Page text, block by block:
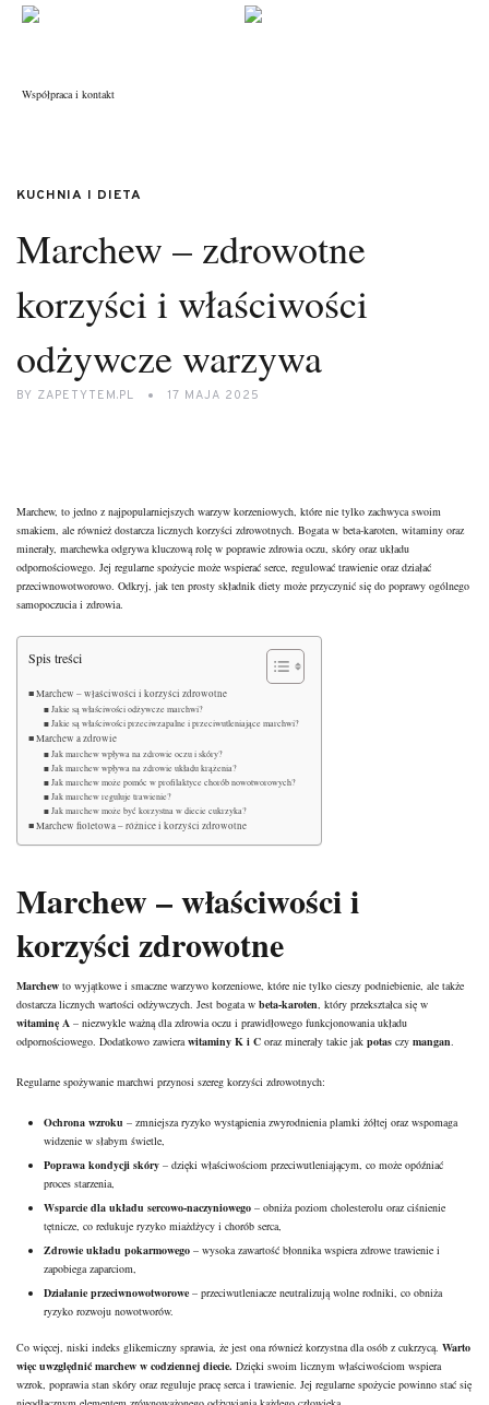
Współpraca i kontakt
KUCHNIA I DIETA
Marchew – zdrowotne
korzyści i właściwości
odżywcze warzywa
BY ZAPETYTEM.PL 17 MAJA 2025
Marchew, to jedno z najpopularniejszych warzyw korzeniowych, które nie tylko zachwyca swoim
smakiem, ale również dostarcza licznych korzyści zdrowotnych. Bogata w beta-karoten, witaminy oraz
minerały, marchewka odgrywa kluczową rolę w poprawie zdrowia oczu, skóry oraz układu
odpornościowego. Jej regularne spożycie może wspierać serce, regulować trawienie oraz działać
przeciwnowotworowo. Odkryj, jak ten prosty składnik diety może przyczynić się do poprawy ogólnego
samopoczucia i zdrowia.
Spis treści
Marchew – właściwości i korzyści zdrowotne
Jakie są właściwości odżywcze marchwi?
Jakie są właściwości przeciwzapalne i przeciwutleniające marchwi?
Marchew a zdrowie
Jak marchew wpływa na zdrowie oczu i skóry?
Jak marchew wpływa na zdrowie układu krążenia?
Jak marchew może pomóc w profilaktyce chorób nowotworowych?
Jak marchew reguluje trawienie?
Jak marchew może być korzystna w diecie cukrzyka?
Marchew fioletowa – różnice i korzyści zdrowotne
Marchew – właściwości i
korzyści zdrowotne
Marchew to wyjątkowe i smaczne warzywo korzeniowe, które nie tylko cieszy podniebienie, ale także
dostarcza licznych wartości odżywczych. Jest bogata w beta-karoten, który przekształca się w
witaminę A – niezwykle ważną dla zdrowia oczu i prawidłowego funkcjonowania układu
odpornościowego. Dodatkowo zawierawitaminy K i C oraz minerały takie jak potas czy mangan.
Regularne spożywanie marchwi przynosi szereg korzyści zdrowotnych:
Ochrona wzroku – zmniejsza ryzyko wystąpienia zwyrodnienia plamki żółtej oraz wspomaga
widzenie w słabym świetle,
Poprawa kondycji skóry – dzięki właściwościom przeciwutleniającym, co może opóźniać
proces starzenia,
Wsparcie dla układu sercowo-naczyniowego – obniża poziom cholesterolu oraz ciśnienie
tętnicze, co redukuje ryzyko miażdżycy i chorób serca,
Zdrowie układu pokarmowego – wysoka zawartość błonnika wspiera zdrowe trawienie i
zapobiega zaparciom,
Działanie przeciwnowotworowe – przeciwutleniacze neutralizują wolne rodniki, co obniża
ryzyko rozwoju nowotworów.
Co więcej, niski indeks glikemiczny sprawia, że jest ona również korzystna dla osób z cukrzycą. Warto
więc uwzględnić marchew w codziennej diecie. Dzięki swoim licznym właściwościom wspiera
wzrok, poprawia stan skóry oraz reguluje pracę serca i trawienie. Jej regularne spożycie powinno stać się